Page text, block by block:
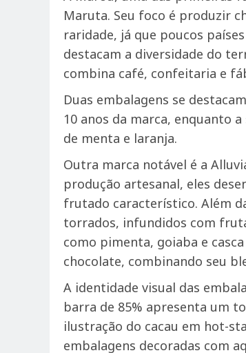
Maruta. Seu foco é produzir
raridade, já que poucos
destacam a diversidade do
combina café, confeitaria e
Duas embalagens se
10 anos da marca, enquanto
de menta e laranja.
Outra marca notável é a
produção artesanal, eles
frutado característico. Além
torrados, infundidos com
como pimenta, goiaba e
chocolate, combinando seu
A identidade visual das
barra de 85% apresenta um
ilustração do cacau em hot-
embalagens decoradas com